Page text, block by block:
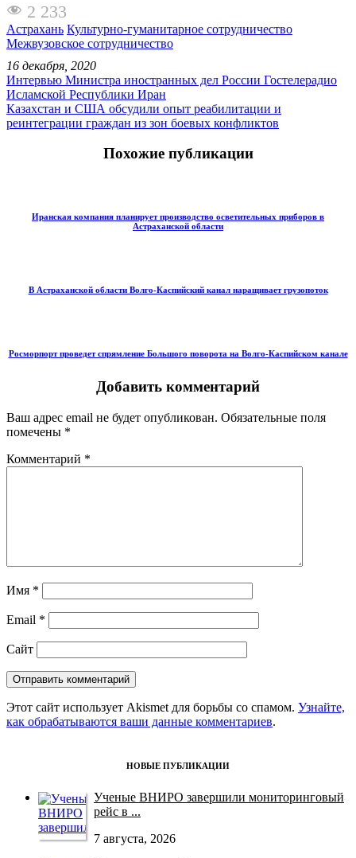
2 233
Астрахань Культурно-гуманитарное сотрудничество
Межвузовское сотрудничество
16 декабря, 2020
Интервью Министра иностранных дел России Гостелерадио
Исламской Республики Иран
Казахстан и США обсудили опыт реабилитации и
реинтеграции граждан из зон боевых конфликтов
Похожие публикации
Иранская компания планирует производство осветительных приборов в
Астраханской области
В Астраханской области Волго-Каспийский канал наращивает грузопоток
Росморпорт проведет спрямление Большого поворота на Волго-Каспийском канале
Добавить комментарий
Ваш адрес email не будет опубликован. Обязательные поля
помечены *
Комментарий *
Имя *
Email *
Сайт
Этот сайт использует Akismet для борьбы со спамом. Узнайте,
как обрабатываются ваши данные комментариев.
НОВЫЕ ПУБЛИКАЦИИ
Ученые ВНИРО завершили мониторинговый
рейс в ...
7 августа, 2026